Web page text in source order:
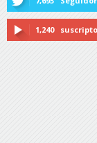
1,240